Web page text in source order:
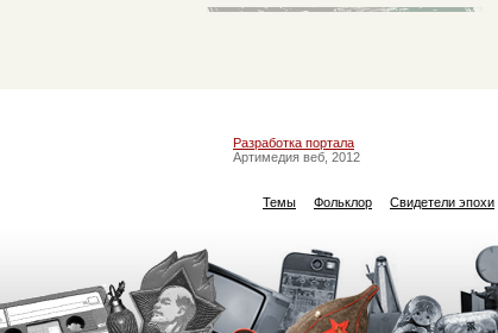
Разработка портала
Артимедия веб, 2012
Темы Фольклор Свидетели эпохи